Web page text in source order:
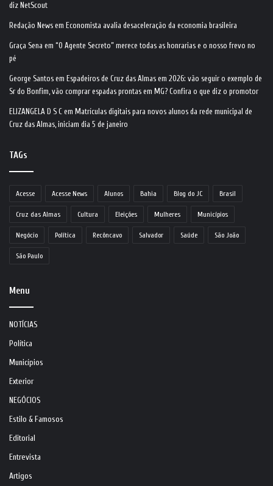
diz NetScout
Redação News em Economista avalia desaceleração da economia brasileira
Graça Sena em “O Agente Secreto” merece todas as honrarias e o nosso frevo no
pé
George Santos em Espadeiros de Cruz das Almas em 2026: vão seguir o exemplo de
Sr do Bonfim, vão comprar espadas prontas em MG? Confira o que diz o promotor
ELIZANGELA D S C em Matrículas digitais para novos alunos da rede municipal de
Cruz das Almas, iniciam dia 5 de janeiro
TAGs
Acesse Acesse News Alunos Bahia Blog do JC Brasil
Cruz das Almas Cultura Eleições Mulheres Municípios
Negócio Política Recôncavo Salvador Saúde São João
São Paulo
Menu
NOTÍCIAS
Política
Municípios
Exterior
NEGÓCIOS
Estilo & Famosos
Editorial
Entrevista
Artigos